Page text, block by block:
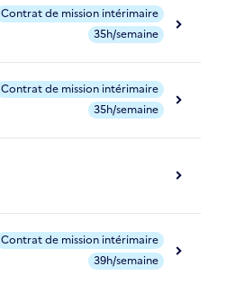
Contrat de mission intérimaire
35h/semaine
Contrat de mission intérimaire
35h/semaine
Contrat de mission intérimaire
39h/semaine